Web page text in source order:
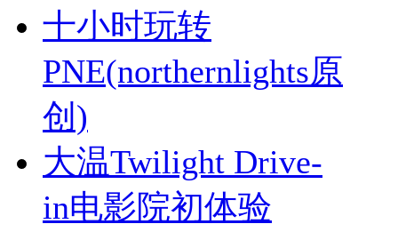
十小时玩转
PNE(northernlights原
创)
大温Twilight Drive-
in电影院初体验